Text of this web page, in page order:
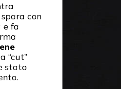
con
e fa
“cut”
stato